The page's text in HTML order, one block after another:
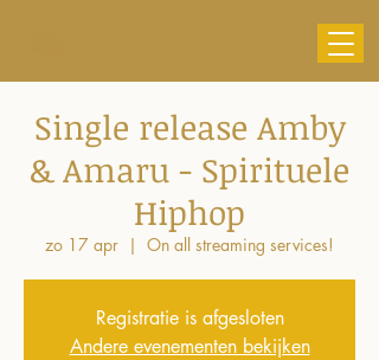
Single release Amby
& Amaru - Spirituele
Hiphop
zo 17 apr
  |
On all streaming services!
Registratie is afgesloten
Andere evenementen bekijken